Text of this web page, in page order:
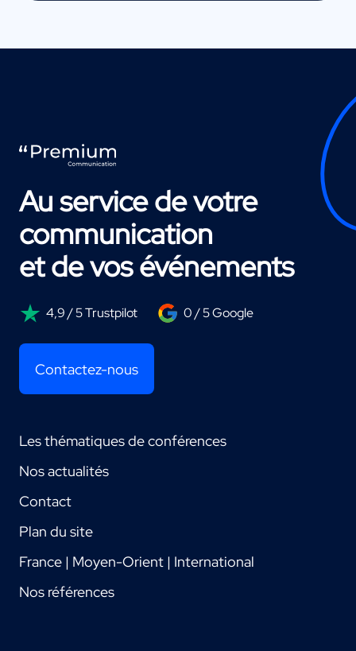
Au service de votre
communication
et de vos événements
4,9 / 5 Trustpilot 0 / 5 Google
Contactez-nous
Les thématiques de conférences
Nos actualités
Contact
Plan du site
France | Moyen-Orient | International
Nos références